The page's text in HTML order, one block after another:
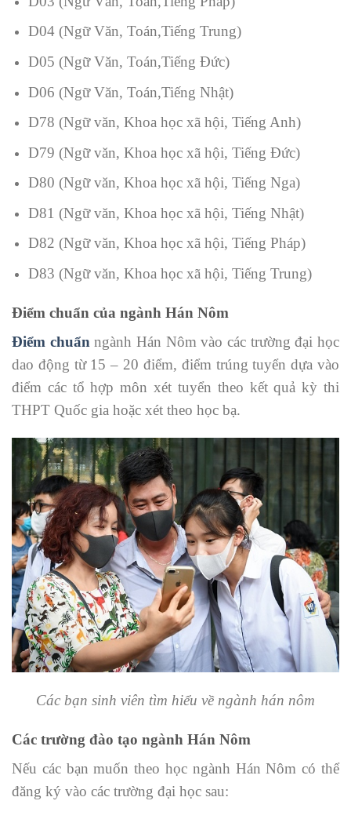
D04 (Ngữ Văn, Toán,Tiếng Trung)
D05 (Ngữ Văn, Toán,Tiếng Đức)
D06 (Ngữ Văn, Toán,Tiếng Nhật)
D78 (Ngữ văn, Khoa học xã hội, Tiếng Anh)
D79 (Ngữ văn, Khoa học xã hội, Tiếng Đức)
D80 (Ngữ văn, Khoa học xã hội, Tiếng Nga)
D81 (Ngữ văn, Khoa học xã hội, Tiếng Nhật)
D82 (Ngữ văn, Khoa học xã hội, Tiếng Pháp)
D83 (Ngữ văn, Khoa học xã hội, Tiếng Trung)
Điểm chuẩn của ngành Hán Nôm
Điểm chuẩn ngành Hán Nôm vào các trường đại học
dao động từ 15 – 20 điểm, điểm trúng tuyển dựa vào
điểm các tổ hợp môn xét tuyển theo kết quả kỳ thi
THPT Quốc gia hoặc xét theo học bạ.
Các bạn sinh viên tìm hiểu về ngành hán nôm
Các trường đào tạo ngành Hán Nôm
Nếu các bạn muốn theo học ngành Hán Nôm có thể
đăng ký vào các trường đại học sau: